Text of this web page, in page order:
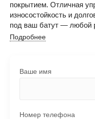
покрытием. Отличная
износостойкость и
под ваш батут — любой
Подробнее
Ваше имя
Номер телефона